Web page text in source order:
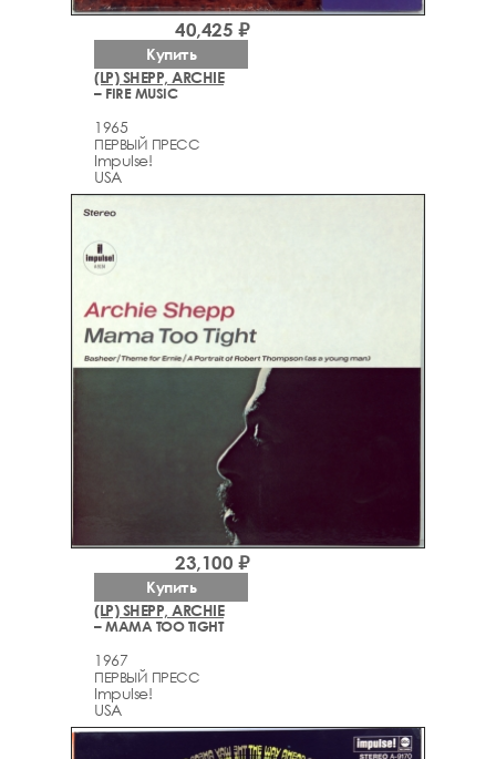
(LP) SHEPP, ARCHIE
– FIRE MUSIC
1965
ПЕРВЫЙ ПРЕСС
Impulse!
USA
40,425 ₽
Купить
(LP) SHEPP, ARCHIE
– MAMA TOO TIGHT
1967
ПЕРВЫЙ ПРЕСС
Impulse!
USA
23,100 ₽
Купить